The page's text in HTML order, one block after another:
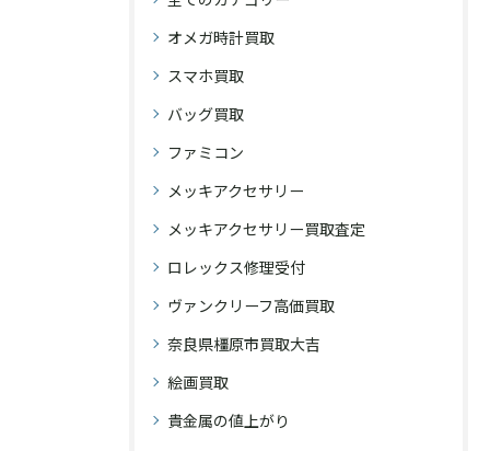
オメガ時計買取
スマホ買取
バッグ買取
ファミコン
メッキアクセサリー
メッキアクセサリー買取査定
ロレックス修理受付
ヴァンクリーフ高価買取
奈良県橿原市買取大吉
絵画買取
貴金属の値上がり